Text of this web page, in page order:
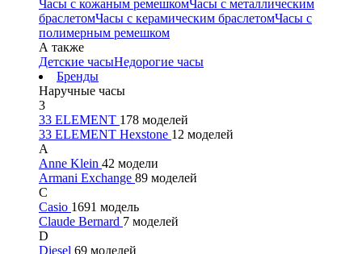
Часы с кожаным ремешкомЧасы с металлическим
браслетомЧасы с керамическим браслетомЧасы с
полимерным ремешком
А также
Детские часыНедорогие часы
Бренды
Наручные часы
3
33 ELEMENT 178 моделей
33 ELEMENT Hexstone 12 моделей
A
Anne Klein 42 модели
Armani Exchange 89 моделей
C
Casio 1691 модель
Claude Bernard 7 моделей
D
Diesel 69 моделей